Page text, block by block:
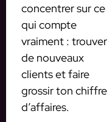
concentrer sur ce
qui compte
vraiment : trouver
de nouveaux
clients et faire
grossir ton chiffre
d’affaires.